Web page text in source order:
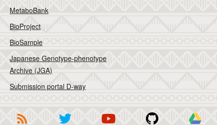
MetaboBank
BioProject
BioSample
Japanese Genotype-phenotype
Archive (JGA)
Submission portal D-way